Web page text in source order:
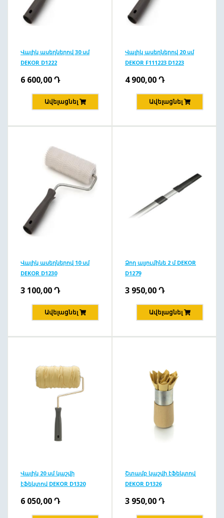
Վալիկ ասեղներով 30 սմ
DEKOR D1222
6 600,00Դ
Ավելացնել
Վալիկ ասեղներով 20 սմ
DEKOR F111223 D1223
4 900,00Դ
Ավելացնել
Վալիկ ասեղներով 10 սմ
DEKOR D1230
3 100,00Դ
Ավելացնել
Ձող ալյումինե 2 մ DEKOR
D1279
3 950,00Դ
Ավելացնել
Վալիկ 20 սմ կաշվի
էֆեկտով DEKOR D1320
6 050,00Դ
Շտամբ կաշվի էֆեկտով
DEKOR D1326
3 950,00Դ